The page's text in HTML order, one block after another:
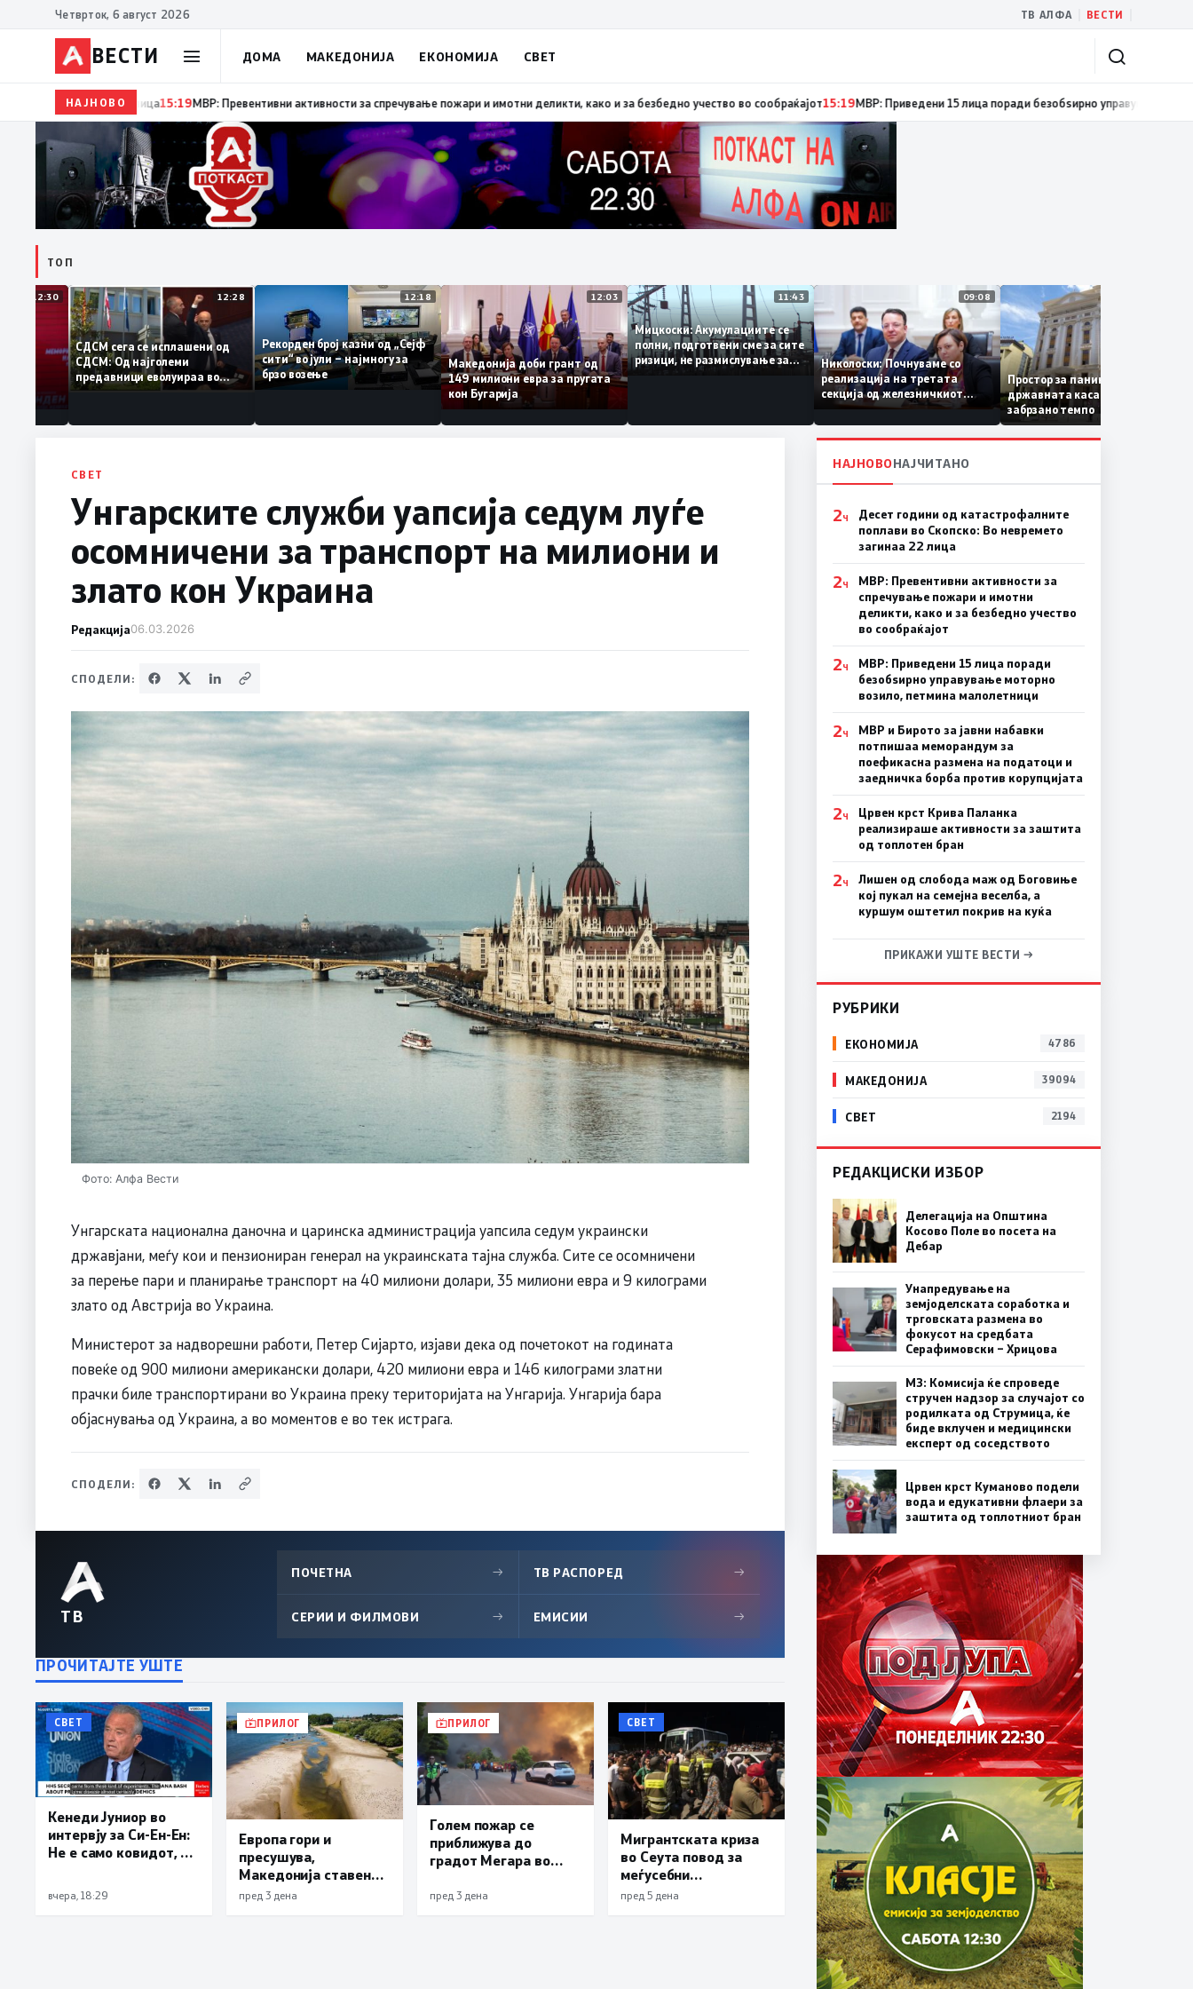
Четврток, 6 август 2026 ТВ АЛФА ВЕСТИ
ВЕСТИ ДОМА МАКЕДОНИЈА ЕКОНОМИЈА СВЕТ
НАЈНОВО15:20Десет години од катастрофалните поплави во Скопско: Во невремето загинаа 22 лица15:19МВР: Превентивни активности за спречување пожари и имотни деликти, како и за безбедно
ТОП
12:30
на
12:28
СДСМ сега се исплашени од
СДСМ: Од најголеми
предавници еволуираа во
најголеми патриоти
12:18
Рекорден број казни од „Сејф
сити“ во јули – најмногу за
брзо возење
12:03
Македонија доби грант од
149 милиони евра за пругата
кон Бугарија
11:43
Мицкоски: Акумулациите се
полни, подготвени сме за сите
ризици, не размислување за
поскапување на струјата
09:08
Николоски: Почнуваме со
реализација на третата
секција од железничкиот
Коридор 8, Македонија
станува раскрсница на
Балканот
Простор за паника нема –
државната каса се полни со
забрзано темпо
СВЕТ
Унгарските служби уапсија седум луѓе
осомничени за транспорт на милиони и
злато кон Украина
Редакција06.03.2026
СПОДЕЛИ:
Фото: Алфа Вести
Унгарската национална даночна и царинска администрација уапсила седум украински
државјани, меѓу кои и пензиониран генерал на украинската тајна служба. Сите се осомничени
за перење пари и планирање транспорт на 40 милиони долари, 35 милиони евра и 9 килограми
злато од Австрија во Украина.
Министерот за надворешни работи, Петер Сијарто, изјави дека од почетокот на годината
повеќе од 900 милиони американски долари, 420 милиони евра и 146 килограми златни
прачки биле транспортирани во Украина преку територијата на Унгарија. Унгарија бара
објаснувања од Украина, а во моментов е во тек истрага.
СПОДЕЛИ:
ТВ
ПОЧЕТНА → ТВ РАСПОРЕД →
СЕРИИ И ФИЛМОВИ → ЕМИСИИ →
ПРОЧИТАЈТЕ УШТЕ
СВЕТ
Кенеди Јуниор во
интервју за Си-Ен-Ен:
Не е само ковидот, и
респираторниот
синцицијален вирус
вчера, 18:29
ПРИЛОГ
Европа гори и
пресушува,
Македонија ставена
во обрач: Унгарија и
пред 3 дена
ПРИЛОГ
Голем пожар се
приближува до
градот Мегара во
засега има пет
пред 3 дена
СВЕТ
Мигрантската криза
во Сеута повод за
меѓусебни
обвинувања помеѓу
пред 5 дена
НАЈНОВОНАЈЧИТАНО
2Ч
Десет години од катастрофалните
поплави во Скопско: Во невремето
загинаа 22 лица
2Ч
МВР: Превентивни активности за
спречување пожари и имотни
деликти, како и за безбедно учество
во сообраќајот
2Ч
МВР: Приведени 15 лица поради
безобѕирно управување моторно
возило, петмина малолетници
2Ч
МВР и Бирото за јавни набавки
потпишаа меморандум за
поефикасна размена на податоци и
заедничка борба против корупцијата
2Ч
Црвен крст Крива Паланка
реализираше активности за заштита
од топлотен бран
2Ч
Лишен од слобода маж од Боговиње
кој пукал на семејна веселба, а
куршум оштетил покрив на куќа
ПРИКАЖИ УШТЕ ВЕСТИ →
РУБРИКИ
ЕКОНОМИЈА 4786
МАКЕДОНИЈА 39094
СВЕТ 2194
РЕДАКЦИСКИ ИЗБОР
Делегација на Општина
Косово Поле во посета на
Дебар
Унапредување на
земјоделската соработка и
трговската размена во
фокусот на средбата
Серафимовски – Хрицова
МЗ: Комисија ќе спроведе
стручен надзор за случајот со
родилката од Струмица, ќе
биде вклучен и медицински
експерт од соседството
Црвен крст Куманово подели
вода и едукативни флаери за
заштита од топлотниот бран